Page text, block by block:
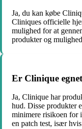
Ja, du kan købe
Cliniques officielle
mulighed for at
produkter og
Er Clinique
Ja, Clinique har
hud. Disse produkter
minimere risikoen for
en patch test, især